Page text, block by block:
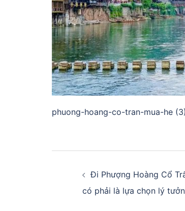
phuong-hoang-co-tran-mua-he (3)
hướngĐi Phượng Hoàng Cổ
có phải là lựa chọn lý